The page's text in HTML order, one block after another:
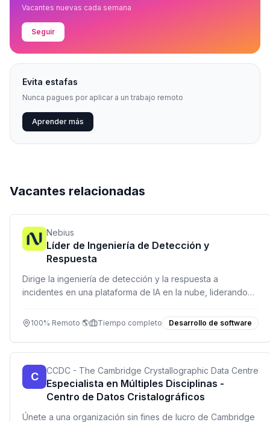
Vacantes nuevas cada semana
Seguir
Evita estafas
Nunca pagues por aplicar a un trabajo remoto
Aprender más
Vacantes relacionadas
Nebius
Líder de Ingeniería de Detección y
Respuesta
Dirige la ingeniería de detección y la respuesta a
incidentes en una plataforma de IA en la nube, liderando
100% Remoto 🌎 Tiempo completo Desarrollo de software
C CCDC - The Cambridge Crystallographic Data Centre
Especialista en Múltiples Disciplinas -
Centro de Datos Cristalográficos
Únete a una organización sin fines de lucro de Cambridge